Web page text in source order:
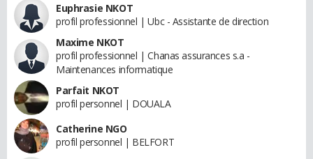
Euphrasie NKOT
profil professionnel | Ubc - Assistante de direction
Maxime NKOT
profil professionnel | Chanas assurances s.a -
Maintenances informatique
Parfait NKOT
profil personnel | DOUALA
Catherine NGO
profil personnel | BELFORT